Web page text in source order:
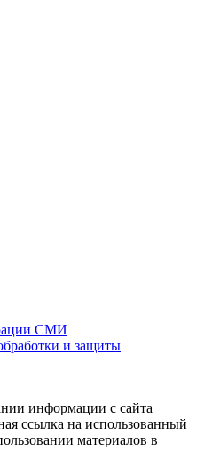
СМИ
и защиты
информации с сайта
ссылка на использованный
материалов в